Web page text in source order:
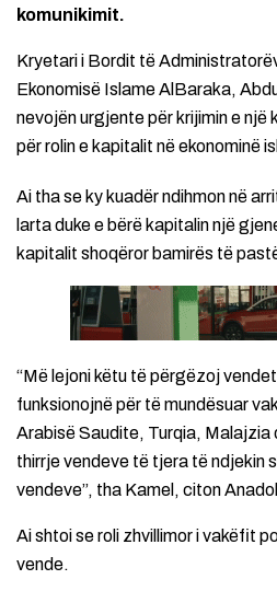
komunikimit.
Kryetari i Bordit të
Ekonomisë Islame AlBaraka,
nevojën urgjente për krijimin e një
për rolin e kapitalit në ekonominë
Ai tha se ky kuadër ndihmon në
larta duke e bërë kapitalin një
kapitalit shoqëror bamirës të
“Më lejoni këtu të përgëzoj
funksionojnë për të mundësuar
Arabisë Saudite, Turqia, Malajzia
thirrje vendeve të tjera të ndjekin
vendeve”, tha Kamel, citon
Ai shtoi se roli zhvillimor i vakëfit
vende.